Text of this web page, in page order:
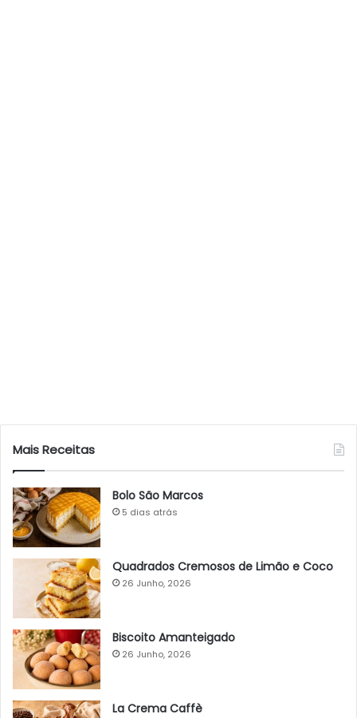
Mais Receitas
Bolo São Marcos
5 dias atrás
Quadrados Cremosos de Limão e Coco
26 Junho, 2026
Biscoito Amanteigado
26 Junho, 2026
La Crema Caffè